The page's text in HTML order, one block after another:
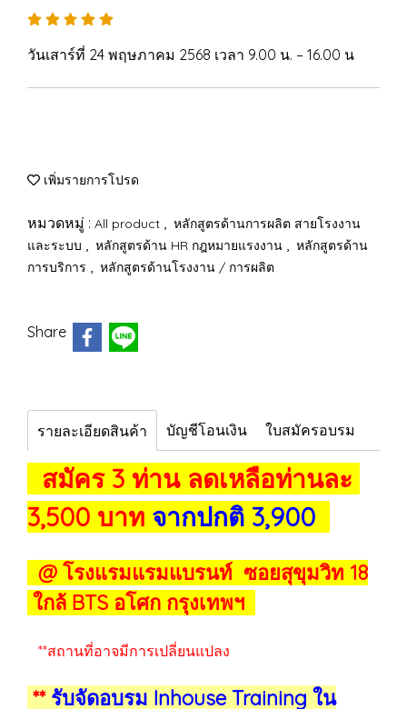
วันเสาร์ที่ 24 พฤษภาคม 2568 เวลา 9.00 น. – 16.00 น
เพิ่มรายการโปรด
หมวดหมู่ : All product , หลักสูตรด้านการผลิต สายโรงงาน
และระบบ , หลักสูตรด้าน HR กฎหมายแรงงาน , หลักสูตรด้าน
การบริการ , หลักสูตรด้านโรงงาน / การผลิต
Share
รายละเอียดสินค้า บัญชีโอนเงิน ใบสมัครอบรม
สมัคร 3 ท่าน ลดเหลือท่านละ
3,500 บาท จากปกติ 3,900
@ โรงแรมแรมแบรนท์ ซอยสุขุมวิท 18
ใกล้ BTS อโศก กรุงเทพฯ
**สถานที่อาจมีการเปลี่ยนแปลง
** รับจัดอบรม Inhouse Training ใน